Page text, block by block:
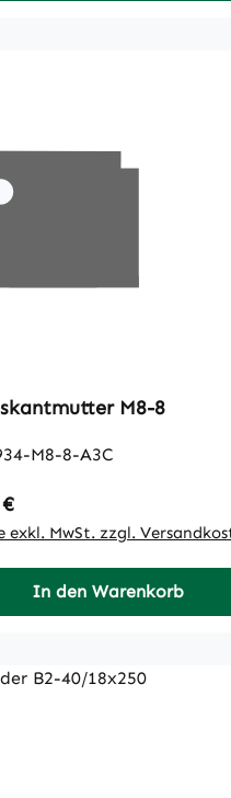
Sechskantmutter M8-8
M8-8-A3C
Preis:
exkl. MwSt. zzgl.
In den Warenkorb